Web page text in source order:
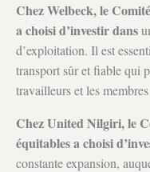
Chez Welbeck, le
a choisi d’investir dans
d’exploitation. Il est
transport sûr et fiable qui
travailleurs et les
Chez United Nilgiri, le
équitables a choisi
constante expansion,